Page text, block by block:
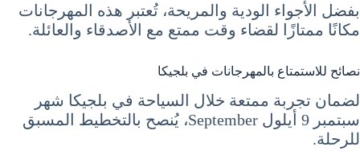
بفضل الأجواء الودية والمريحة، تُعتبر هذه المهرجانات
مكانًا ممتازًا لقضاء وقت ممتع مع الأصدقاء والعائلة.
نصائح للاستمتاع بالمهرجانات في بلجيكا
لضمان تجربة ممتعة خلال السياحة في بلجيكا شهر
سبتمبر 9 أيلول September، يُنصح بالتخطيط المسبق
للرحلة.